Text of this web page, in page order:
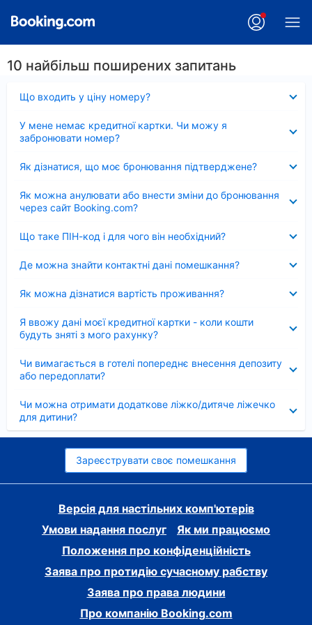
10 найбільш поширених запитань
Що входить у ціну номеру?
У мене немає кредитної картки. Чи можу я
забронювати номер?
Як дізнатися, що моє бронювання підтверджене?
Як можна анулювати або внести зміни до бронювання
через сайт Booking.com?
Що таке ПІН-код і для чого він необхідний?
Де можна знайти контактні дані помешкання?
Як можна дізнатися вартість проживання?
Я ввожу дані моєї кредитної картки - коли кошти
будуть зняті з мого рахунку?
Чи вимагається в готелі попереднє внесення депозиту
або передоплати?
Чи можна отримати додаткове ліжко/дитяче ліжечко
для дитини?
Зареєструвати своє помешкання
Версія для настільних комп'ютерів
Умови надання послуг
Як ми працюємо
Положення про конфіденційність
Заява про протидію сучасному рабству
Заява про права людини
Про компанію Booking.com